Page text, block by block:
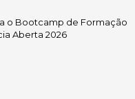
o Bootcamp de Formação
Aberta 2026